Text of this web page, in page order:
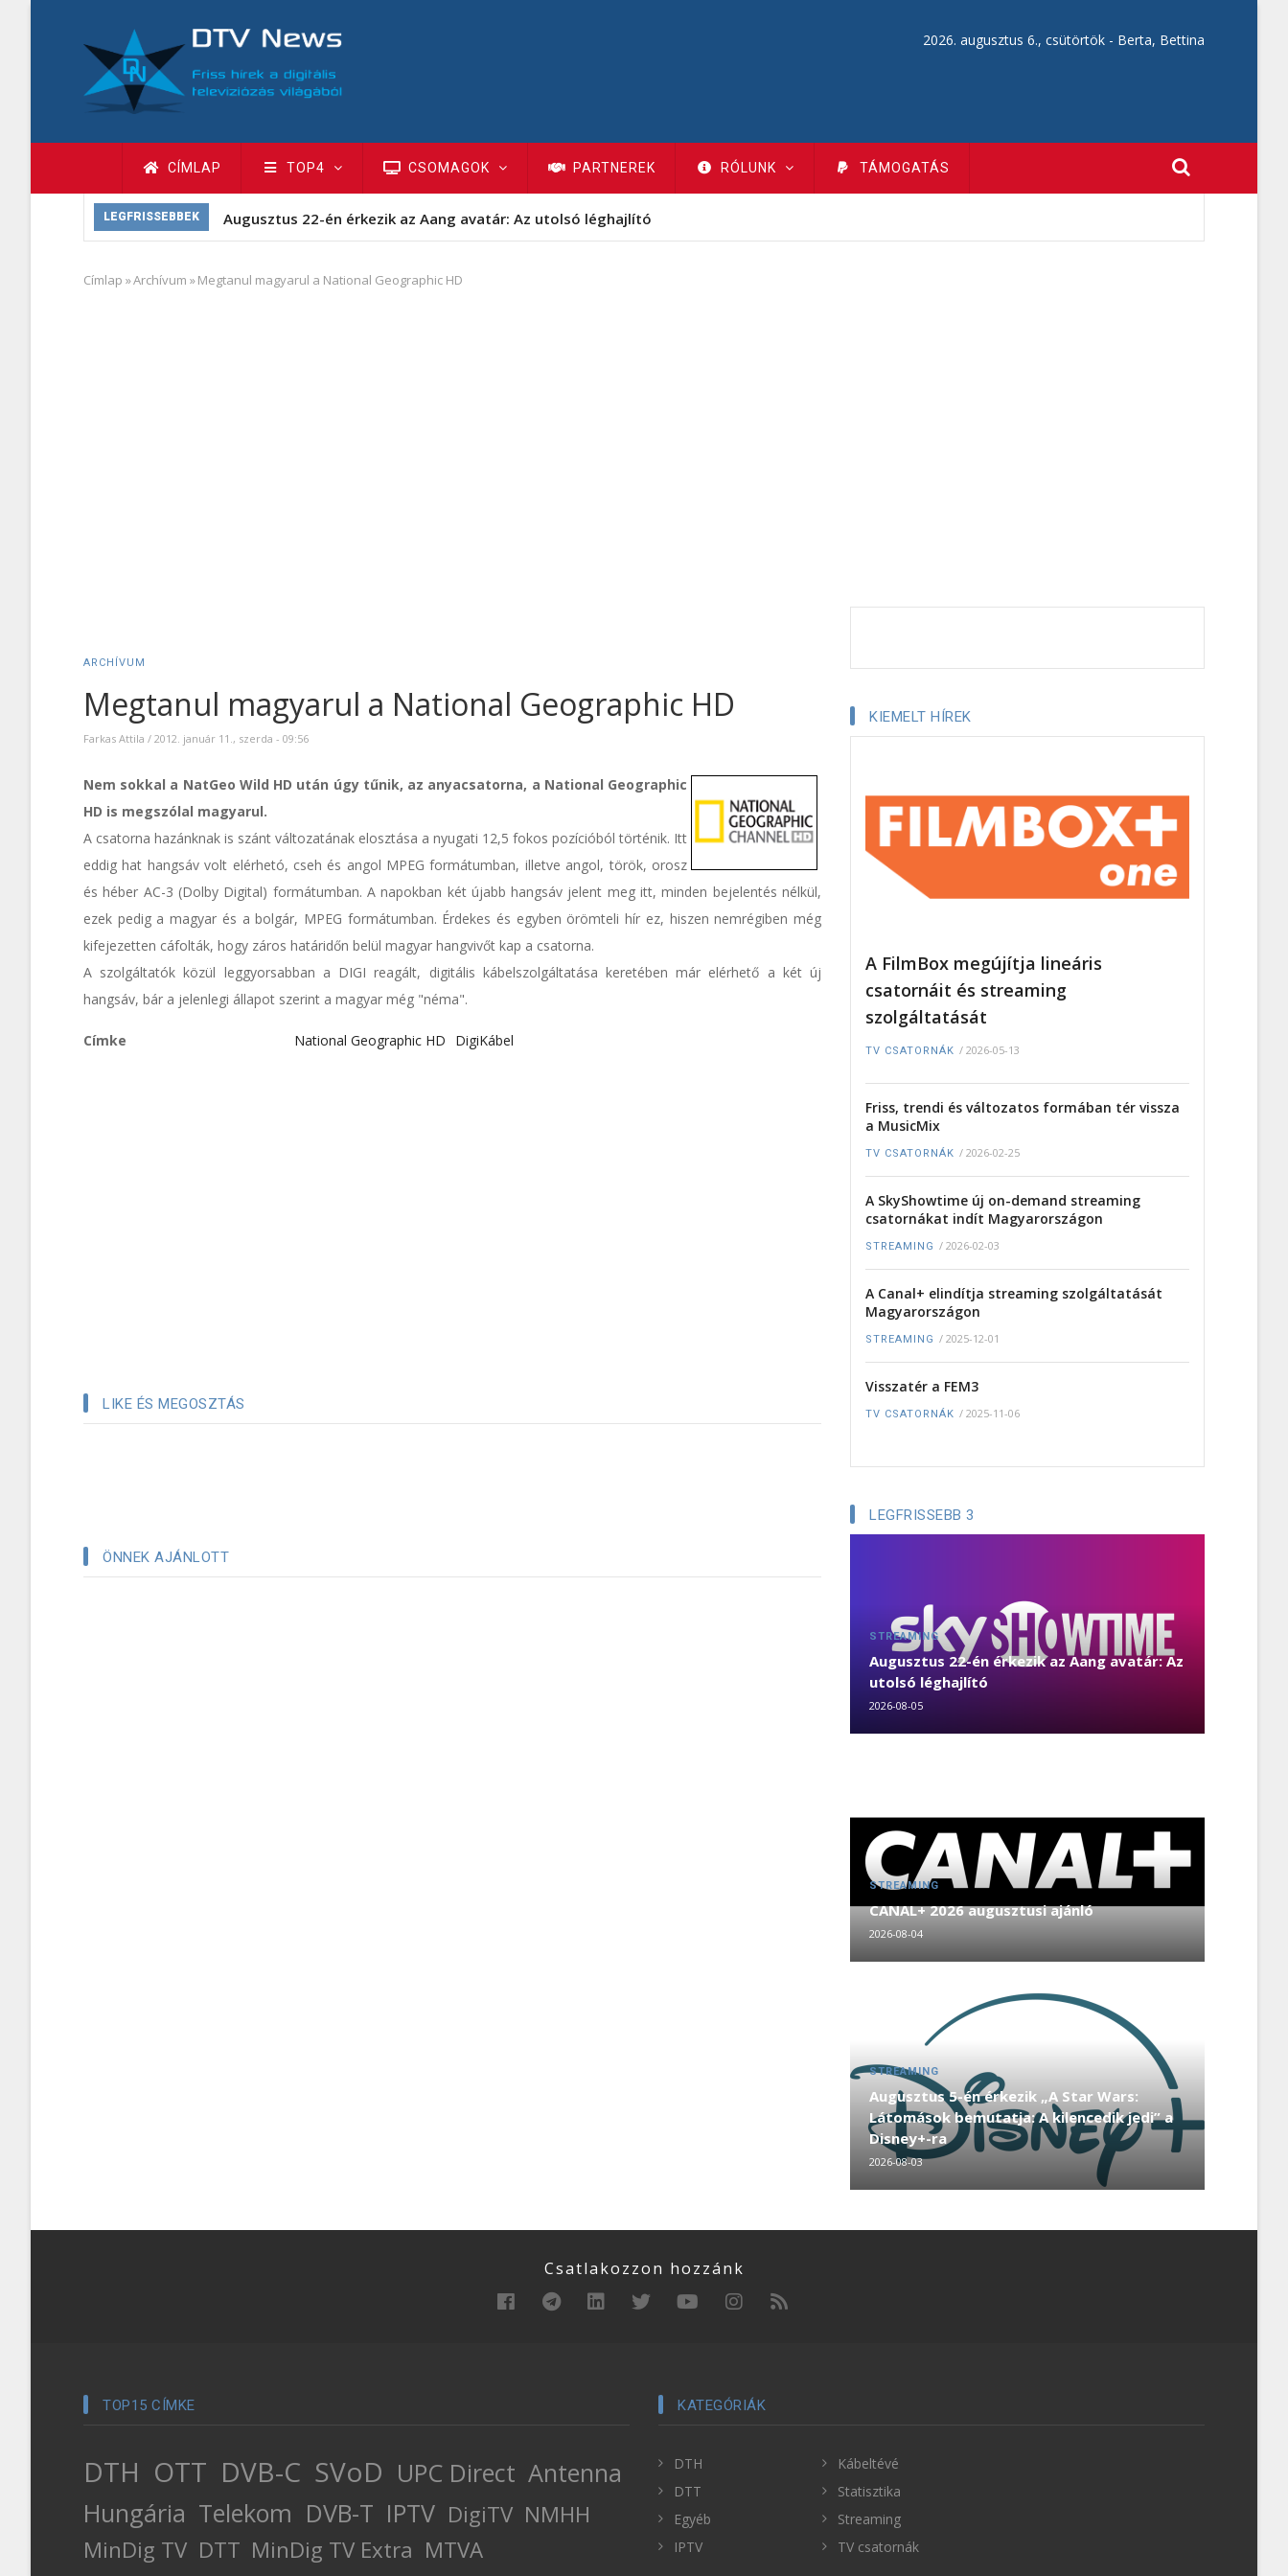
tartalomra
2026. augusztus 6., csütörtök - Berta, Bettina
Fő
navigáció
CÍMLAP TOP4 CSOMAGOK PARTNEREK RÓLUNK TÁMOGATÁS
LEGFRISSEBBEK Augusztus 22-én érkezik az Aang avatár: Az utolsó léghajlító
Morzsa
Címlap »Archívum »Megtanul magyarul a National Geographic HD
ARCHÍVUM
Megtanul magyarul a National Geographic HD
Farkas Attila / 2012. január 11., szerda - 09:56
Nem sokkal a NatGeo Wild HD után úgy tűnik, az anyacsatorna, a National Geographic
HD is megszólal magyarul.
A csatorna hazánknak is szánt változatának elosztása a nyugati 12,5 fokos pozícióból történik. Itt
eddig hat hangsáv volt elérhetó, cseh és angol MPEG formátumban, illetve angol, török, orosz
és héber AC-3 (Dolby Digital) formátumban. A napokban két újabb hangsáv jelent meg itt, minden bejelentés nélkül,
ezek pedig a magyar és a bolgár, MPEG formátumban. Érdekes és egyben örömteli hír ez, hiszen nemrégiben még
kifejezetten cáfolták, hogy záros határidőn belül magyar hangvivőt kap a csatorna.
A szolgáltatók közül leggyorsabban a DIGI reagált, digitális kábelszolgáltatása keretében már elérhető a két új
hangsáv, bár a jelenlegi állapot szerint a magyar még "néma".
Címke National Geographic HD DigiKábel
LIKE ÉS MEGOSZTÁS
ÖNNEK AJÁNLOTT
KIEMELT HÍREK
A FilmBox megújítja lineáris
csatornáit és streaming
szolgáltatását
TV CSATORNÁK / 2026-05-13
Friss, trendi és változatos formában tér vissza
a MusicMix
TV CSATORNÁK / 2026-02-25
A SkyShowtime új on-demand streaming
csatornákat indít Magyarországon
STREAMING / 2026-02-03
A Canal+ elindítja streaming szolgáltatását
Magyarországon
STREAMING / 2025-12-01
Visszatér a FEM3
TV CSATORNÁK / 2025-11-06
LEGFRISSEBB 3
STREAMING
Augusztus 22-én érkezik az Aang avatár: Az
utolsó léghajlító
2026-08-05
STREAMING
CANAL+ 2026 augusztusi ajánló
2026-08-04
STREAMING
Augusztus 5-én érkezik „A Star Wars:
Látomások bemutatja: A kilencedik jedi” a
Disney+-ra
2026-08-03
Csatlakozzon hozzánk
TOP15 CÍMKE
DTH OTT DVB-C SVoD UPC Direct Antenna
Hungária Telekom DVB-T IPTV DigiTV NMHH
MinDig TV DTT MinDig TV Extra MTVA
KATEGÓRIÁK
DTH
DTT
Egyéb
IPTV
Kábeltévé
Statisztika
Streaming
TV csatornák